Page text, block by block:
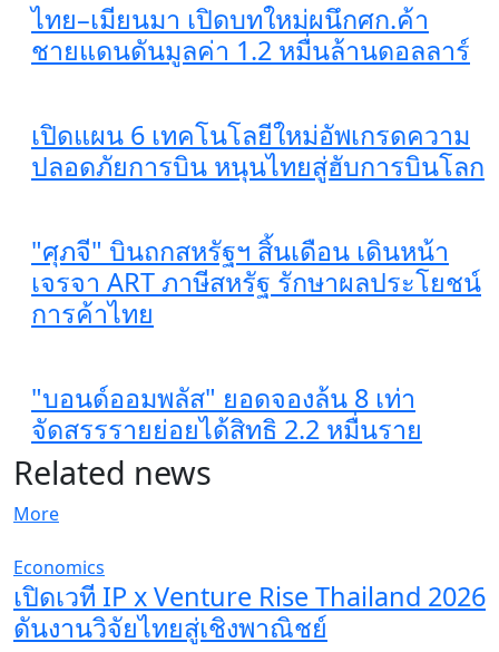
ไทย–เมียนมา เปิดบทใหม่ผนึกศก.ค้า
ชายแดนดันมูลค่า 1.2 หมื่นล้านดอลลาร์
เปิดแผน 6 เทคโนโลยีใหม่อัพเกรดความ
ปลอดภัยการบิน หนุนไทยสู่ฮับการบินโลก
"ศุภจี" บินถกสหรัฐฯ สิ้นเดือน เดินหน้า
เจรจา ART ภาษีสหรัฐ รักษาผลประโยชน์
การค้าไทย
"บอนด์ออมพลัส" ยอดจองล้น 8 เท่า
จัดสรรรายย่อยได้สิทธิ 2.2 หมื่นราย
Related news
More
Economics
เปิดเวที IP x Venture Rise Thailand 2026
ดันงานวิจัยไทยสู่เชิงพาณิชย์